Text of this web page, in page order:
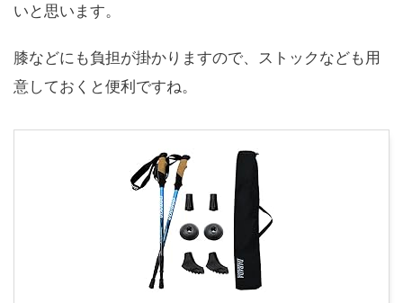
いと思います。
膝などにも負担が掛かりますので、ストックなども用
意しておくと便利ですね。